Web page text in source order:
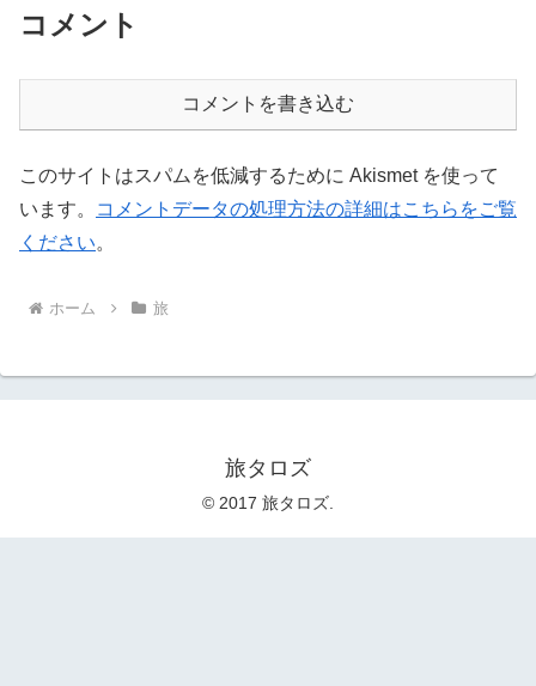
コメント
コメントを書き込む
このサイトはスパムを低減するために Akismet を使って
います。
コメントデータの処理方法の詳細はこちらをご覧
ください。
ホーム 旅
旅タロズ
© 2017 旅タロズ.